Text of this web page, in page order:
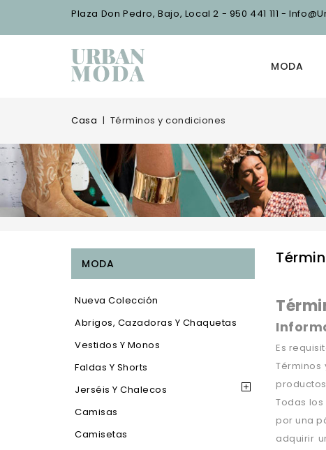
Plaza Don Pedro, Bajo, Local 2 - 950 441 111 -
MODA
Casa Términos y condiciones
MODA
Nueva Colección
Abrigos, Cazadoras Y Chaquetas
Vestidos Y Monos
Faldas Y Shorts
Jerséis Y Chalecos
Camisas
Camisetas
Es
Términos
Todas
por una
adquirir